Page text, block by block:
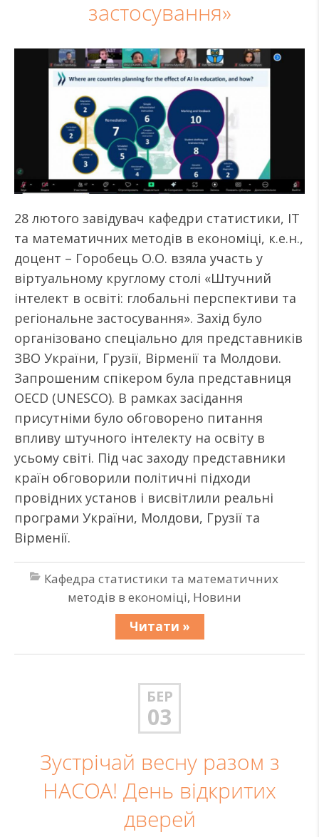
застосування»
28 лютого завідувач кафедри статистики, ІТ
та математичних методів в економіці, к.е.н.,
доцент – Горобець О.О. взяла участь у
віртуальному круглому столі «Штучний
інтелект в освіті: глобальні перспективи та
регіональне застосування». Захід було
організовано спеціально для представників
ЗВО України, Грузії, Вірменії та Молдови.
Запрошеним спікером була представниця
OECD (UNESCO). В рамках засідання
присутніми було обговорено питання
впливу штучного інтелекту на освіту в
усьому світі. Під час заходу представники
країн обговорили політичні підходи
провідних установ і висвітлили реальні
програми України, Молдови, Грузії та
Вірменії.
Кафедра статистики та математичних
методів в економіці, Новини
Читати »
БЕР
03
Зустрічай весну разом з
НАСОА! День відкритих
дверей